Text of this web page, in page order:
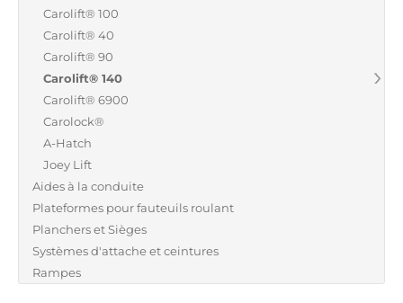
Nous
Trouver un revendeur
Carolift® 100
Carolift® 40
Carolift® 90
Carolift® 140
Carolift® 6900
Carolock®
A-Hatch
Joey Lift
Aides à la conduite
Plateformes pour fauteuils roulant
Planchers et Sièges
Systèmes d'attache et ceintures
Rampes